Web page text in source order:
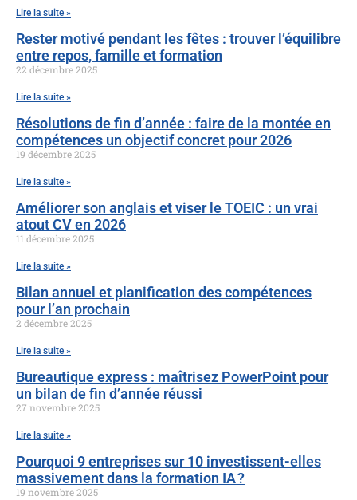
Lire la suite »
Rester motivé pendant les fêtes : trouver l’équilibre
entre repos, famille et formation
22 décembre 2025
Lire la suite »
Résolutions de fin d’année : faire de la montée en
compétences un objectif concret pour 2026
19 décembre 2025
Lire la suite »
Améliorer son anglais et viser le TOEIC : un vrai
atout CV en 2026
11 décembre 2025
Lire la suite »
Bilan annuel et planification des compétences
pour l’an prochain
2 décembre 2025
Lire la suite »
Bureautique express : maîtrisez PowerPoint pour
un bilan de fin d’année réussi
27 novembre 2025
Lire la suite »
Pourquoi 9 entreprises sur 10 investissent-elles
massivement dans la formation IA ?
19 novembre 2025